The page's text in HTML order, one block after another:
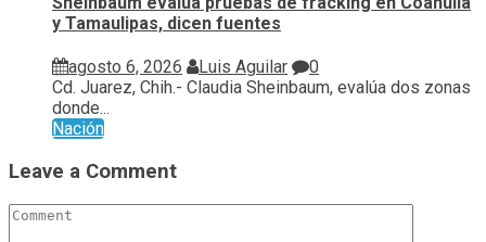
y Tamaulipas, dicen fuentes
agosto 6, 2026 Luis Aguilar
0
Cd. Juarez, Chih.- Claudia Sheinbaum, evalúa ⁠dos zonas
donde...
Nación
Leave a Comment